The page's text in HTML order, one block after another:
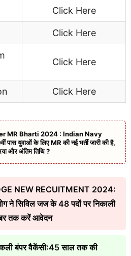
Click Here
Click Here
Click Here
Click Here
MR Bharti 2024 : Indian Navy
युवाओं के लिए MR की नई भर्ती जारी की है,
और अंतिम तिथि ?
NEW RECUITMENT 2024:
ने सिविल जज के 48 पदों पर निकाली
तक करें आवेदन
बंपर वैकेंसी:45 साल तक की